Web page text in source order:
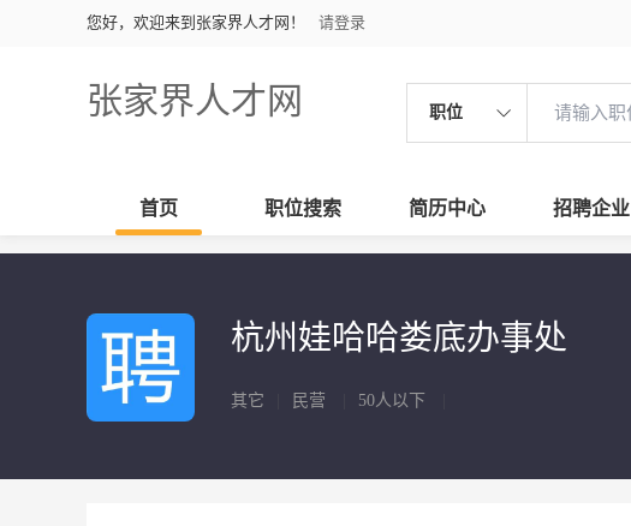
您好，欢迎来到张家界人才网！ 请登录
张家界人才网 职位
首页 职位搜索 简历中心 招聘企业
杭州娃哈哈娄底办事处
其它 民营 50人以下